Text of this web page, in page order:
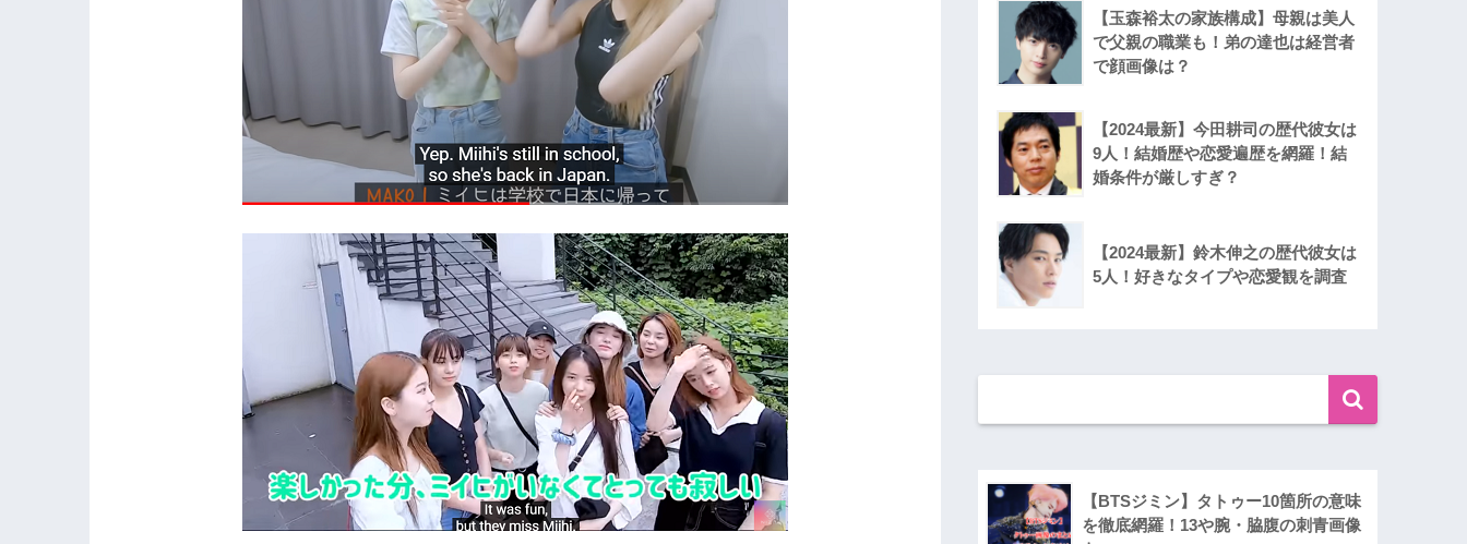
【玉森裕太の家族構成】母親は美人
で父親の職業も！弟の達也は経営者
で顔画像は？
【2024最新】今田耕司の歴代彼女は
9人！結婚歴や恋愛遍歴を網羅！結
婚条件が厳しすぎ？
【2024最新】鈴木伸之の歴代彼女は
5人！好きなタイプや恋愛観を調査
【BTSジミン】タトゥー10箇所の意味
を徹底網羅！13や腕・脇腹の刺青画像